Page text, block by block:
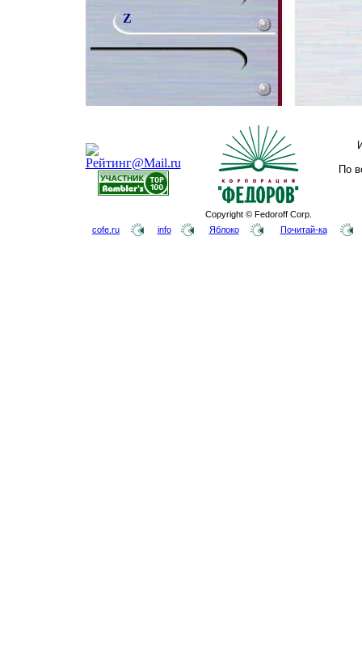
Z
Copyright © Fedoroff Corp.
По
cofe.ru info Яблоко Почитай-ка